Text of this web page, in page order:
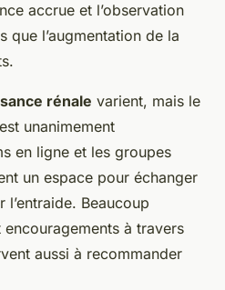
accrue et l’observation
que l’augmentation de la
rénale varient, mais le
unanimement
en ligne et les groupes
un espace pour échanger
Beaucoup
à travers
aussi à recommander